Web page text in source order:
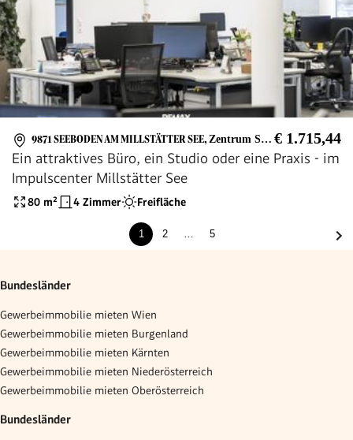
9871 SEEBODEN AM MILLSTÄTTER SEE, Zentrum Seeboden, Millstätter See, Spittal, A10 € 1.715,44
Ein attraktives Büro, ein Studio oder eine Praxis - im
Impulscenter Millstätter See
80 m² 4 Zimmer Freifläche
1 2 … 5
Bundesländer
Gewerbeimmobilie mieten Wien
Gewerbeimmobilie mieten Burgenland
Gewerbeimmobilie mieten Kärnten
Gewerbeimmobilie mieten Niederösterreich
Gewerbeimmobilie mieten Oberösterreich
Bundesländer